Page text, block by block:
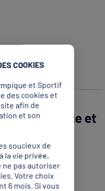
Olympique et
83200 – TOULON
COOKIES
et Sportif
des cookies et
afin de
et son
soucieux de
la vie privée,
ne pas autoriser
Votre choix
6 mois. Si vous